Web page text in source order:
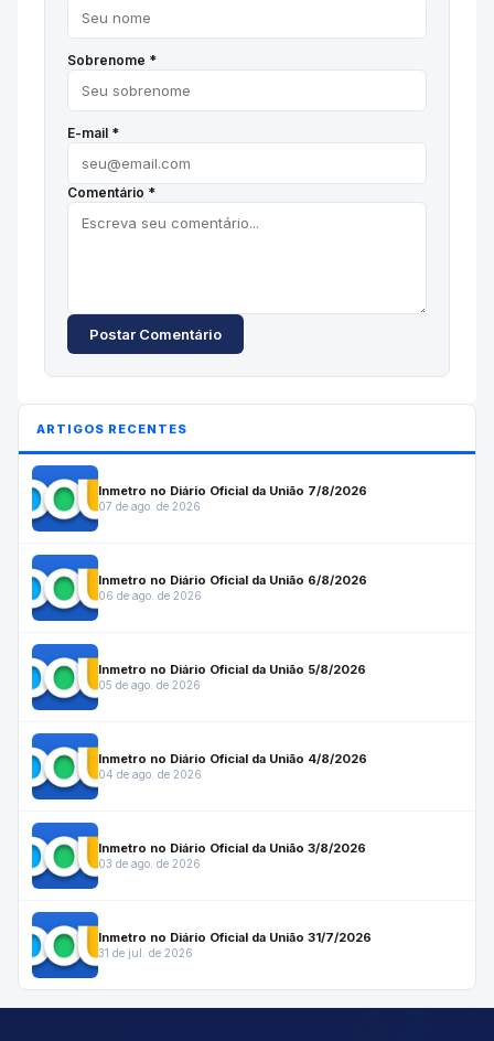
Sobrenome *
E-mail *
Comentário *
Postar Comentário
ARTIGOS RECENTES
Inmetro no Diário Oficial da União 7/8/2026
07 de ago. de 2026
Inmetro no Diário Oficial da União 6/8/2026
06 de ago. de 2026
Inmetro no Diário Oficial da União 5/8/2026
05 de ago. de 2026
Inmetro no Diário Oficial da União 4/8/2026
04 de ago. de 2026
Inmetro no Diário Oficial da União 3/8/2026
03 de ago. de 2026
Inmetro no Diário Oficial da União 31/7/2026
31 de jul. de 2026